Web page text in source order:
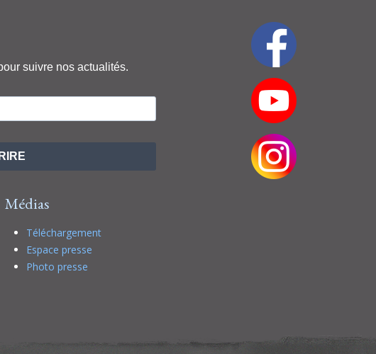
suivre nos actualités.
Médias
Téléchargement
Espace presse
Photo presse